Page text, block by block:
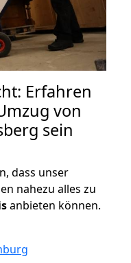
Erfahren
von
sein
dass unser
nahezu alles zu
anbieten können.